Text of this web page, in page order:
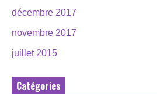
décembre 2017
novembre 2017
juillet 2015
Catégories